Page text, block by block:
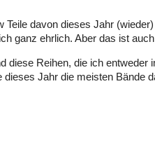
Teile davon dieses Jahr
ganz ehrlich. Aber das ist
diese Reihen, die ich entweder
Jahr die meisten Bände